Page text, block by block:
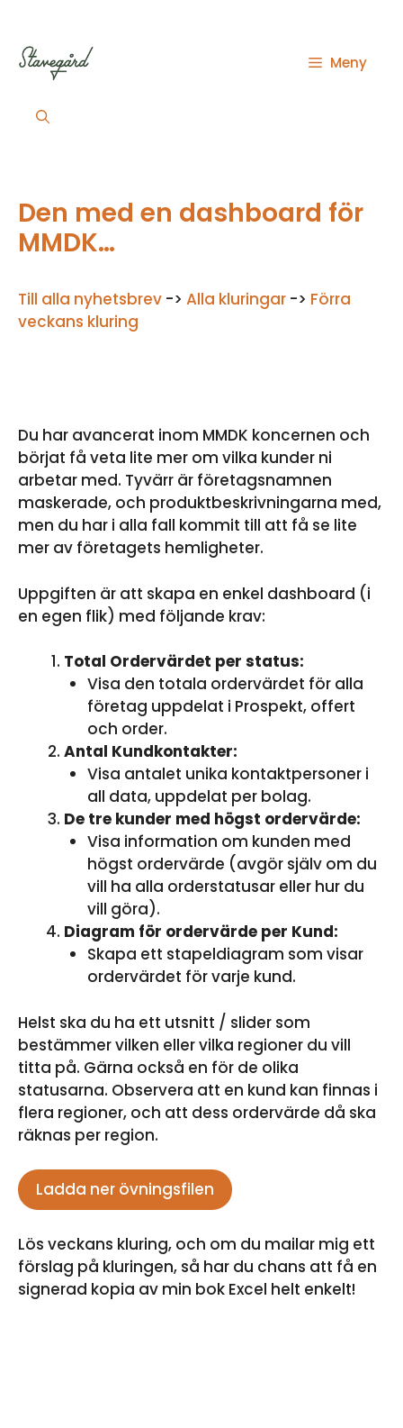
innehåll
Meny
Den med en dashboard för
MMDK…
Till alla nyhetsbrev -> Alla kluringar -> Förra
veckans kluring
Du har avancerat inom MMDK koncernen och
börjat få veta lite mer om vilka kunder ni
arbetar med. Tyvärr är företagsnamnen
maskerade, och produktbeskrivningarna med,
men du har i alla fall kommit till att få se lite
mer av företagets hemligheter.
Uppgiften är att skapa en enkel dashboard (i
en egen flik) med följande krav:
Total Ordervärdet per status:
Visa den totala ordervärdet för alla
företag uppdelat i Prospekt, offert
och order.
Antal Kundkontakter:
Visa antalet unika kontaktpersoner i
all data, uppdelat per bolag.
De tre kunder med högst ordervärde:
Visa information om kunden med
högst ordervärde (avgör själv om du
vill ha alla orderstatusar eller hur du
vill göra).
Diagram för ordervärde per Kund:
Skapa ett stapeldiagram som visar
ordervärdet för varje kund.
Helst ska du ha ett utsnitt / slider som
bestämmer vilken eller vilka regioner du vill
titta på. Gärna också en för de olika
statusarna. Observera att en kund kan finnas i
flera regioner, och att dess ordervärde då ska
räknas per region.
Ladda ner övningsfilen
Lös veckans kluring, och om du mailar mig ett
förslag på kluringen, så har du chans att få en
signerad kopia av min bok Excel helt enkelt!